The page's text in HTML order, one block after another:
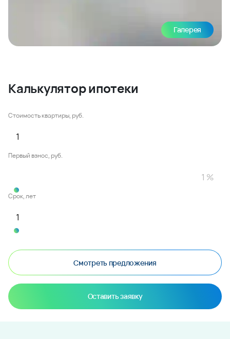
Галерея
Калькулятор ипотеки
Стоимость квартиры, руб.
Первый взнос, руб.
Срок, лет
Смотреть предложения
Оставить заявку